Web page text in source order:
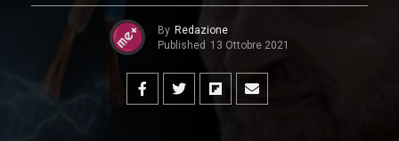
By Redazione
Published 13 Ottobre 2021